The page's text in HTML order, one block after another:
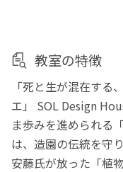
教室の特徴
「死と生が混在する
エ」 SOL Design
ま歩みを進められる
は、造園の伝統を守
安藤氏が放った「植